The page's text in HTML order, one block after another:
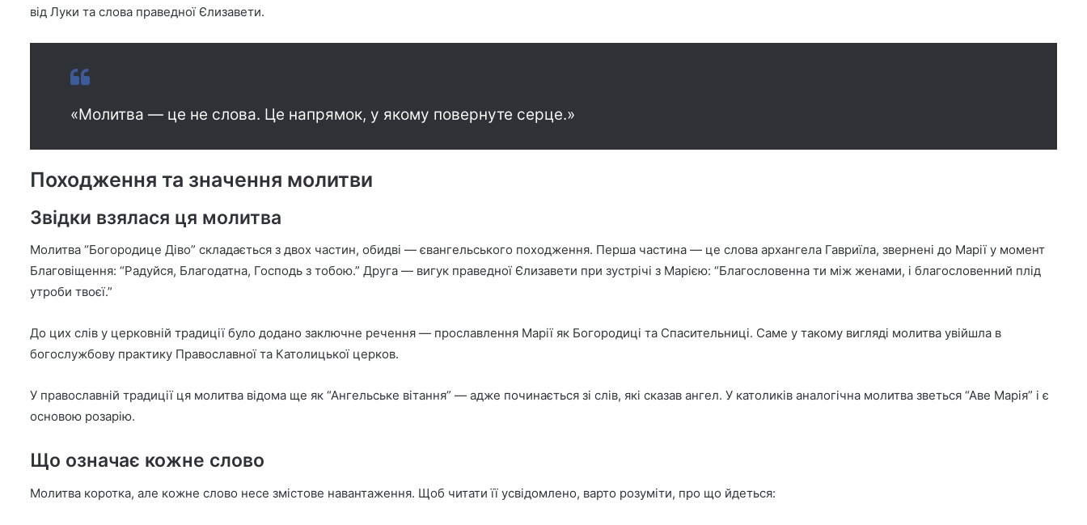
від Луки та слова праведної Єлизавети.
«Молитва — це не слова. Це напрямок, у якому повернуте серце.»
Походження та значення молитви
Звідки взялася ця молитва
Молитва “Богородице Діво” складається з двох частин, обидві — євангельського походження. Перша частина — це слова архангела Гавриїла, звернені до Марії у момент
Благовіщення: “Радуйся, Благодатна, Господь з тобою.” Друга — вигук праведної Єлизавети при зустрічі з Марією: “Благословенна ти між женами, і благословенний плід
утроби твоєї.”
До цих слів у церковній традиції було додано заключне речення — прославлення Марії як Богородиці та Спасительниці. Саме у такому вигляді молитва увійшла в
богослужбову практику Православної та Католицької церков.
У православній традиції ця молитва відома ще як “Ангельське вітання” — адже починається зі слів, які сказав ангел. У католиків аналогічна молитва зветься “Аве Марія” і є
основою розарію.
Що означає кожне слово
Молитва коротка, але кожне слово несе змістове навантаження. Щоб читати її усвідомлено, варто розуміти, про що йдеться: